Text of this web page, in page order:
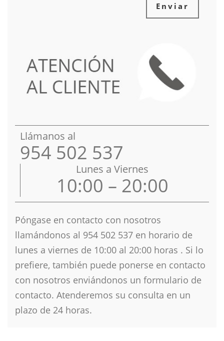
Enviar
Llámanos al
954 502 537
Lunes a Viernes
10:00 – 20:00
Póngase en contacto con nosotros
llamándonos al 954 502 537 en horario de
lunes a viernes de 10:00 al 20:00 horas . Si lo
prefiere, también puede ponerse en contacto
con nosotros enviándonos un formulario de
contacto. Atenderemos su consulta en un
plazo de 24 horas.